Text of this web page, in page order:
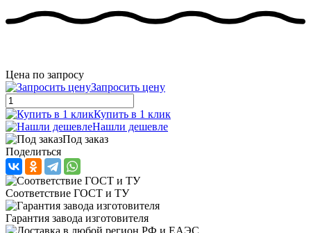
Цена по запросу
Запросить цену
Купить в 1 клик
Нашли дешевле
Под заказ
Поделиться
Соответствие ГОСТ и ТУ
Гарантия завода изготовителя